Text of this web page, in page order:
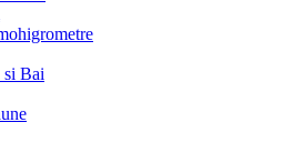
si Bai